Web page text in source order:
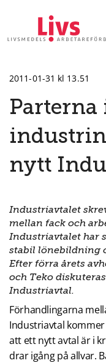
2011-01-31 kl 13.51
nytt
Industriavtalet
mellan fack och
Industriavtalet har
stabil lönebildning
Efter förra årets
och Teko
Industriavtal.
Förhandlingarna
Industriavtal
att ett nytt avtal är i
drar igång på allvar.